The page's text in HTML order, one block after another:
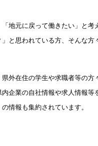
地元に戻って働きたい」と考
と思われている方、そんな
外在住の学生や求職者等の
企業の自社情報や求人情報等
情報も集約されています。